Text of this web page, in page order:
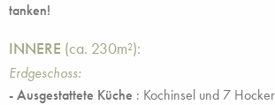
tanken!
INNERE (ca. 230m²):
Erdgeschoss:
- Ausgestattete Küche : Kochinsel und 7